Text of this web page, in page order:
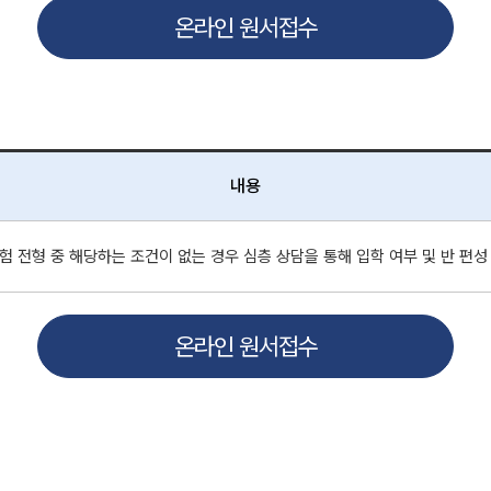
온라인 원서접수
내용
전형 중 해당하는 조건이 없는 경우 심층 상담을 통해 입학 여부 및 반 편
온라인 원서접수